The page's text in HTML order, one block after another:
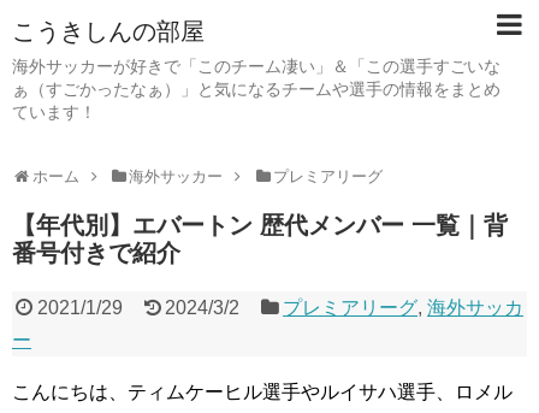
こうきしんの部屋
海外サッカーが好きで「このチーム凄い」＆「この選手すごいな
ぁ（すごかったなぁ）」と気になるチームや選手の情報をまとめ
ています！
ホーム 海外サッカー プレミアリーグ
【年代別】エバートン 歴代メンバー 一覧｜背
番号付きで紹介
2021/1/29 2024/3/2 プレミアリーグ,海外サッカ
ー
こんにちは、ティムケーヒル選手やルイサハ選手、ロメル